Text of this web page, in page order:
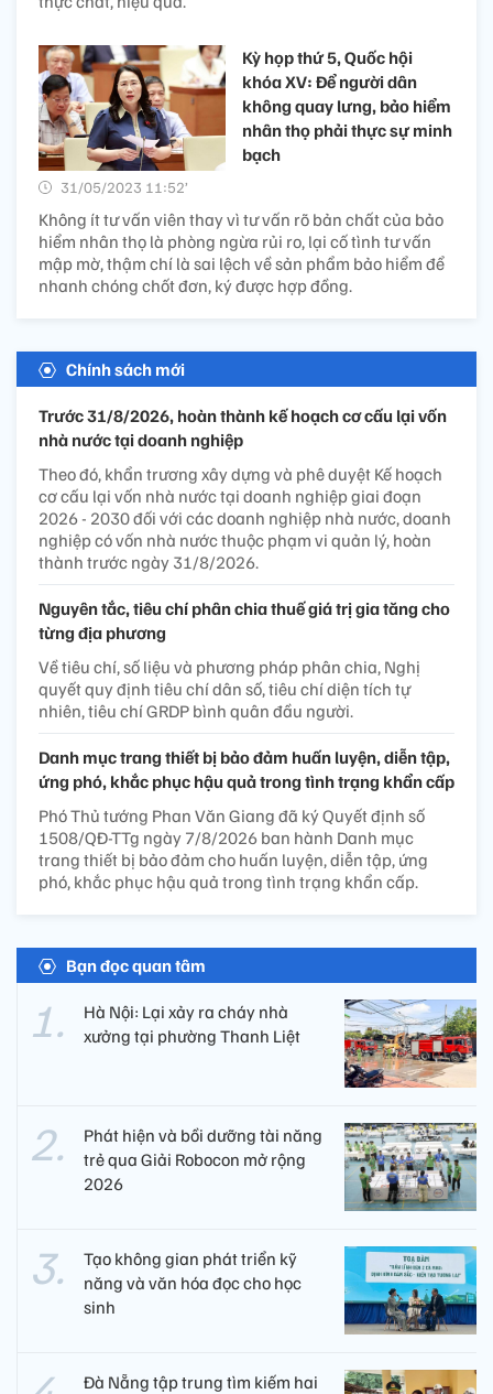
Kỳ họp thứ 5, Quốc hội
khóa XV: Để người dân
không quay lưng, bảo hiểm
nhân thọ phải thực sự minh
bạch
31/05/2023 11:52’
Không ít tư vấn viên thay vì tư vấn rõ bản chất của bảo
hiểm nhân thọ là phòng ngừa rủi ro, lại cố tình tư vấn
mập mờ, thậm chí là sai lệch về sản phẩm bảo hiểm để
nhanh chóng chốt đơn, ký được hợp đồng.
Chính sách mới
Trước 31/8/2026, hoàn thành kế hoạch cơ cấu lại vốn
nhà nước tại doanh nghiệp
Theo đó, khẩn trương xây dựng và phê duyệt Kế hoạch
cơ cấu lại vốn nhà nước tại doanh nghiệp giai đoạn
2026 - 2030 đối với các doanh nghiệp nhà nước, doanh
nghiệp có vốn nhà nước thuộc phạm vi quản lý, hoàn
thành trước ngày 31/8/2026.
Nguyên tắc, tiêu chí phân chia thuế giá trị gia tăng cho
từng địa phương
Về tiêu chí, số liệu và phương pháp phân chia, Nghị
quyết quy định tiêu chí dân số, tiêu chí diện tích tự
nhiên, tiêu chí GRDP bình quân đầu người.
Danh mục trang thiết bị bảo đảm huấn luyện, diễn tập,
ứng phó, khắc phục hậu quả trong tình trạng khẩn cấp
Phó Thủ tướng Phan Văn Giang đã ký Quyết định số
1508/QĐ-TTg ngày 7/8/2026 ban hành Danh mục
trang thiết bị bảo đảm cho huấn luyện, diễn tập, ứng
phó, khắc phục hậu quả trong tình trạng khẩn cấp.
Bạn đọc quan tâm
Hà Nội: Lại xảy ra cháy nhà
xưởng tại phường Thanh Liệt
Phát hiện và bồi dưỡng tài năng
trẻ qua Giải Robocon mở rộng
2026
Tạo không gian phát triển kỹ
năng và văn hóa đọc cho học
sinh
Đà Nẵng tập trung tìm kiếm hai